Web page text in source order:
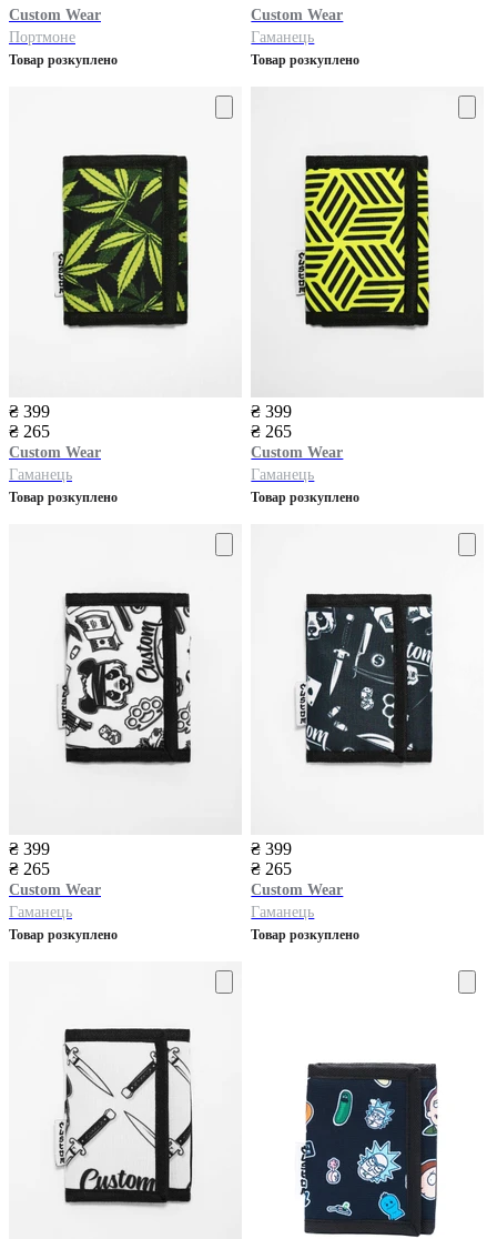
Custom Wear
Портмоне
Товар розкуплено
Custom Wear
Гаманець
Товар розкуплено
₴ 399
₴ 265
Custom Wear
Гаманець
Товар розкуплено
₴ 399
₴ 265
Custom Wear
Гаманець
Товар розкуплено
₴ 399
₴ 265
Custom Wear
Гаманець
Товар розкуплено
₴ 399
₴ 265
Custom Wear
Гаманець
Товар розкуплено